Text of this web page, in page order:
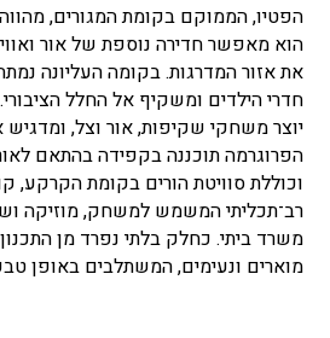
הפטיו, הממוקם בקומת המגורים,
הוא מאפשר חדירה נוספת של אור
את אזור המדרגות. בקומה העליונה
חדרי הילדים ומשקיף אל החלל
יוצר משחקי שקיפות, אור וצל,
הפרוגרמה תוכננה בקפידה בהתאם
וכוללת סוויטת הורים בקומת הקרקע,
רב־תכליתי המשמש למשחק, מוזיקה
משרד ביתי. כחלק בלתי נפרד מן
מוארים ונעימים, המשתלבים באופן